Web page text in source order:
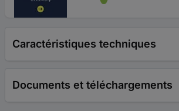
Caractéristiques techniques
Documents et téléchargements